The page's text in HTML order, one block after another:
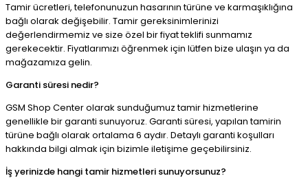
Tamir ücretleri, telefonunuzun hasarının türüne ve karmaşıklığına
bağlı olarak değişebilir. Tamir gereksinimlerinizi
değerlendirmemiz ve size özel bir fiyat teklifi sunmamız
gerekecektir. Fiyatlarımızı öğrenmek için lütfen bize ulaşın ya da
mağazamıza gelin.
Garanti süresi nedir?
GSM Shop Center olarak sunduğumuz tamir hizmetlerine
genellikle bir garanti sunuyoruz. Garanti süresi, yapılan tamirin
türüne bağlı olarak ortalama 6 aydır. Detaylı garanti koşulları
hakkında bilgi almak için bizimle iletişime geçebilirsiniz.
İş yerinizde hangi tamir hizmetleri sunuyorsunuz?